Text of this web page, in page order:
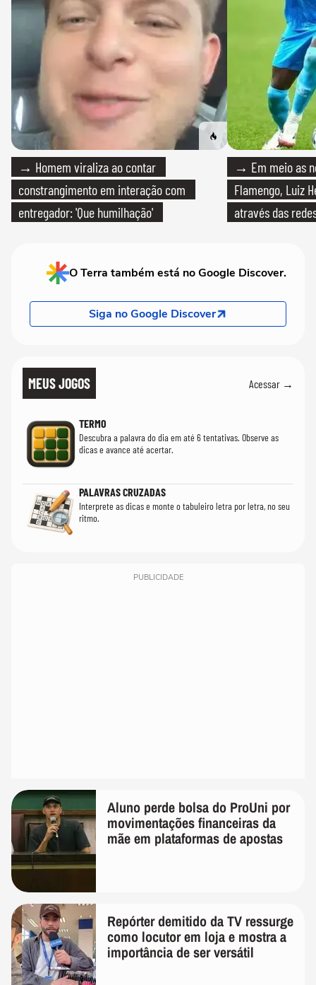
→ Homem viraliza ao contar
constrangimento em interação com
entregador: 'Que humilhação'
→ Em meio as
Flamengo, Luiz
através das
O Terra também está no Google Discover.
Siga no Google Discover
MEUS JOGOS Acessar →
TERMO
Descubra a palavra do dia em até 6 tentativas. Observe as
dicas e avance até acertar.
PALAVRAS CRUZADAS
Interprete as dicas e monte o tabuleiro letra por letra, no seu
ritmo.
PUBLICIDADE
Aluno perde bolsa do ProUni por
movimentações financeiras da
mãe em plataformas de apostas
Repórter demitido da TV ressurge
como locutor em loja e mostra a
importância de ser versátil